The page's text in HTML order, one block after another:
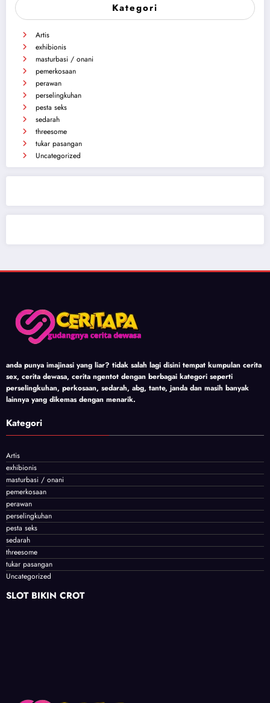
Kategori
Artis
exhibionis
masturbasi / onani
pemerkosaan
perawan
perselingkuhan
pesta seks
sedarah
threesome
tukar pasangan
Uncategorized
anda punya imajinasi yang liar? tidak salah lagi disini tempat kumpulan cerita
sex, cerita dewasa, cerita ngentot dengan berbagai kategori seperti
perselingkuhan, perkosaan, sedarah, abg, tante, janda dan masih banyak
lainnya yang dikemas dengan menarik.
Kategori
Artis
exhibionis
masturbasi / onani
pemerkosaan
perawan
perselingkuhan
pesta seks
sedarah
threesome
tukar pasangan
Uncategorized
SLOT BIKIN CROT